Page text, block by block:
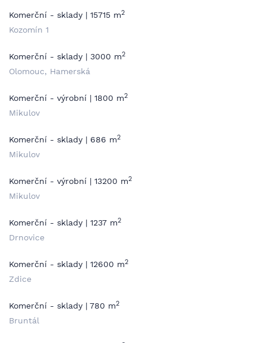
Komerční - sklady | 15715 m2
Kozomín 1
Komerční - sklady | 3000 m2
Olomouc, Hamerská
Komerční - výrobní | 1800 m2
Mikulov
Komerční - sklady | 686 m2
Mikulov
Komerční - výrobní | 13200 m2
Mikulov
Komerční - sklady | 1237 m2
Drnovice
Komerční - sklady | 12600 m2
Zdice
Komerční - sklady | 780 m2
Bruntál